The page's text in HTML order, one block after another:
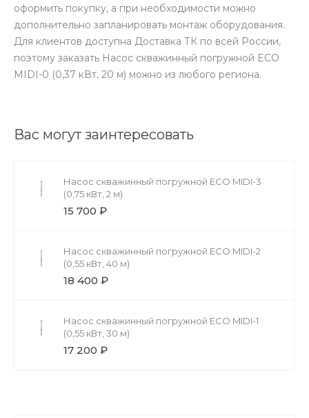
оформить покупку, а при необходимости можно
дополнительно запланировать монтаж оборудования.
Для клиентов доступна Доставка ТК по всей России,
поэтому заказать Насос скважинный погружной ECO
MIDI-0 (0,37 кВт, 20 м) можно из любого региона.
Вас могут заинтересовать
Насос скважинный погружной ECO MIDI-3
(0,75 кВт, 2 м)
15 700 ₽
Насос скважинный погружной ECO MIDI-2
(0,55 кВт, 40 м)
18 400 ₽
Насос скважинный погружной ECO MIDI-1
(0,55 кВт, 30 м)
17 200 ₽